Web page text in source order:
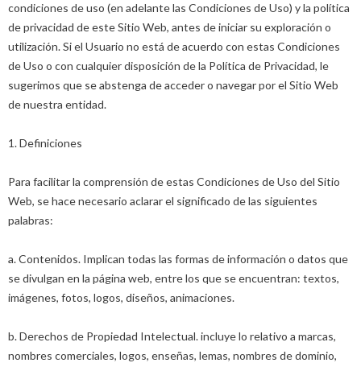
condiciones de uso (en adelante las Condiciones de Uso) y la política
de privacidad de este Sitio Web, antes de iniciar su exploración o
utilización. Si el Usuario no está de acuerdo con estas Condiciones
de Uso o con cualquier disposición de la Política de Privacidad, le
sugerimos que se abstenga de acceder o navegar por el Sitio Web
de nuestra entidad.
1. Definiciones
Para facilitar la comprensión de estas Condiciones de Uso del Sitio
Web, se hace necesario aclarar el significado de las siguientes
palabras:
a. Contenidos. Implican todas las formas de información o datos que
se divulgan en la página web, entre los que se encuentran: textos,
imágenes, fotos, logos, diseños, animaciones.
b. Derechos de Propiedad Intelectual. incluye lo relativo a marcas,
nombres comerciales, logos, enseñas, lemas, nombres de dominio,